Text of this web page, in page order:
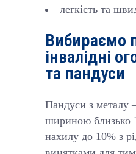
легкість та
Вибираємо
інвалідні
та пандуси
Пандуси з металу
шириною близько
нахилу до 10% з